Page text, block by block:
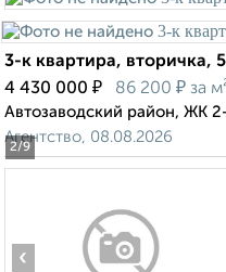
2/9
3-к квартира, вторичка,
4 430 000 ₽ 86 200 ₽ за
Автозаводский район, ЖК
Агентство, 08.08.2026
‹